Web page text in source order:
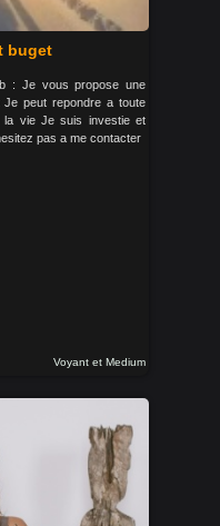
buget
: Je vous propose une
Je peut repondre a toute
la vie Je suis investie et
pas a me contacter
Voyant et Medium